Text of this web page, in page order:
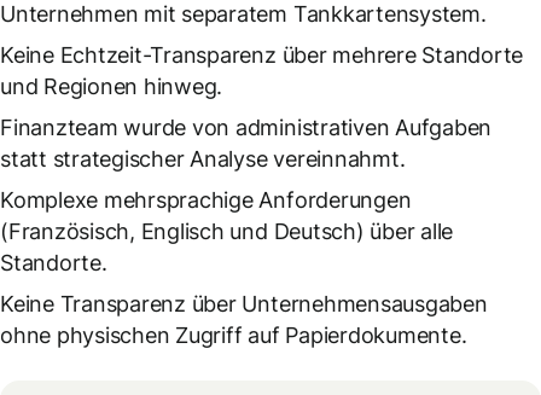
Unternehmen mit separatem Tankkartensystem.
Keine Echtzeit-Transparenz über mehrere Standorte
und Regionen hinweg.
Finanzteam wurde von administrativen Aufgaben
statt strategischer Analyse vereinnahmt.
Komplexe mehrsprachige Anforderungen
(Französisch, Englisch und Deutsch) über alle
Standorte.
Keine Transparenz über Unternehmensausgaben
ohne physischen Zugriff auf Papierdokumente.